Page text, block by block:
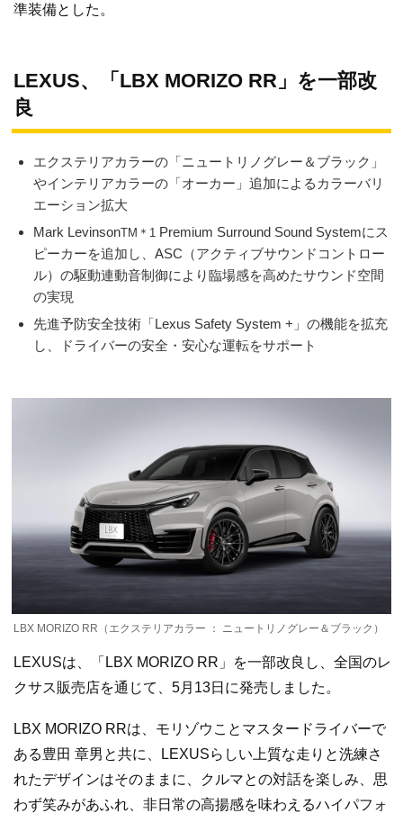
準装備とした。
LEXUS、「LBX MORIZO RR」を一部改
良
エクステリアカラーの「ニュートリノグレー＆ブラック」
やインテリアカラーの「オーカー」追加によるカラーバリ
エーション拡大
Mark LevinsonTM＊1 Premium Surround Sound Systemにス
ピーカーを追加し、ASC（アクティブサウンドコントロー
ル）の駆動連動音制御により臨場感を高めたサウンド空間
の実現
先進予防安全技術「Lexus Safety System +」の機能を拡充
し、ドライバーの安全・安心な運転をサポート
LBX MORIZO RR（エクステリアカラー ： ニュートリノグレー＆ブラック）
LEXUSは、「LBX MORIZO RR」を一部改良し、全国のレ
クサス販売店を通じて、5月13日に発売しました。
LBX MORIZO RRは、モリゾウことマスタードライバーで
ある豊田 章男と共に、LEXUSらしい上質な走りと洗練さ
れたデザインはそのままに、クルマとの対話を楽しみ、思
わず笑みがあふれ、非日常の高揚感を味わえるハイパフォ